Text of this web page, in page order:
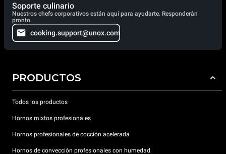
Soporte culinario
Nuestros chefs corporativos están aquí para ayudarte. Responderán
pronto.
cooking.support@unox.com
PRODUCTOS
Todos los productos
Hornos mixtos profesionales
Hornos profesionales de cocción acelerada
Hornos de convección profesionales con humedad